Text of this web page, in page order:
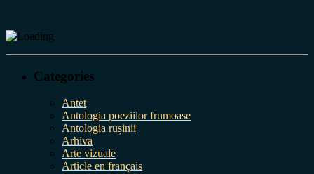
Categories
Antet
Antologia poeziilor frumoase
Antologia rușinii
Arhiva
Arte vizuale
Article en français